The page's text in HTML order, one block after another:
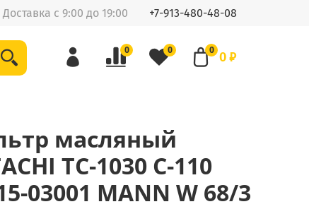
Доставка с 9:00 до 19:00 +7-913-480-48-08
0 0 0 0 ₽
масляный
TC-1030 C-110
03001 MANN W 68/3